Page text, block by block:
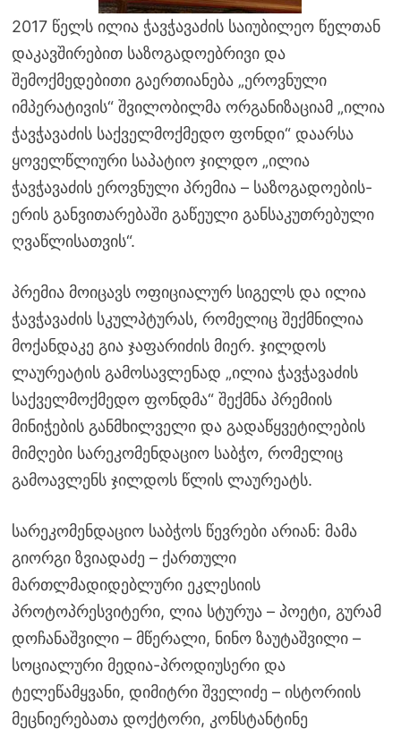
2017 წელს ილია ჭავჭავაძის საიუბილეო წელთან
დაკავშირებით საზოგადოებრივი და
შემოქმედებითი გაერთიანება „ეროვნული
იმპერატივის“ შვილობილმა ორგანიზაციამ „ილია
ჭავჭავაძის საქველმოქმედო ფონდი“ დაარსა
ყოველწლიური საპატიო ჯილდო „ილია
ჭავჭავაძის ეროვნული პრემია – საზოგადოების-
ერის განვითარებაში გაწეული განსაკუთრებული
ღვაწლისათვის“.
პრემია მოიცავს ოფიციალურ სიგელს და ილია
ჭავჭავაძის სკულპტურას, რომელიც შექმნილია
მოქანდაკე გია ჯაფარიძის მიერ. ჯილდოს
ლაურეატის გამოსავლენად „ილია ჭავჭავაძის
საქველმოქმედო ფონდმა“ შექმნა პრემიის
მინიჭების განმხილველი და გადაწყვეტილების
მიმღები სარეკომენდაციო საბჭო, რომელიც
გამოავლენს ჯილდოს წლის ლაურეატს.
სარეკომენდაციო საბჭოს წევრები არიან: მამა
გიორგი ზვიადაძე – ქართული
მართლმადიდებლური ეკლესიის
პროტოპრესვიტერი, ლია სტურუა – პოეტი, გურამ
დოჩანაშვილი – მწერალი, ნინო ზაუტაშვილი –
სოციალური მედია-პროდიუსერი და
ტელეწამყვანი, დიმიტრი შველიძე – ისტორიის
მეცნიერებათა დოქტორი, კონსტანტინე